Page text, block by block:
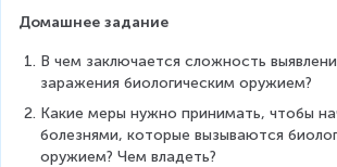
Домашнее задание
В чем заключается сложность
заражения биологическим оружием?
Какие меры нужно принимать, чтобы
болезнями, которые вызываются
оружием? Чем владеть?